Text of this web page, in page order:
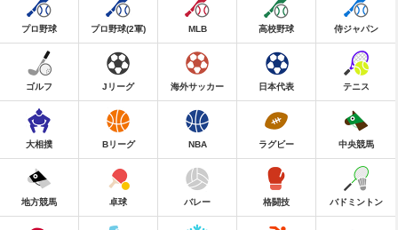
プロ野球 プロ野球(2軍) MLB 高校野球 侍ジャパン
ゴルフ Jリーグ 海外サッカー 日本代表 テニス
大相撲 Bリーグ NBA ラグビー 中央競馬
地方競馬 卓球 バレー 格闘技 バドミントン